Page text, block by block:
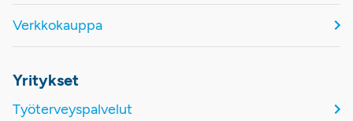
Verkkokauppa
Yritykset
Työterveyspalvelut